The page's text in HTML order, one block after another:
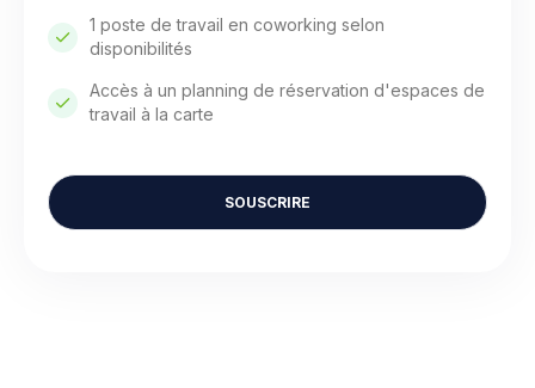
1 poste de travail en coworking selon
disponibilités
Accès à un planning de réservation d'espaces de
travail à la carte
SOUSCRIRE